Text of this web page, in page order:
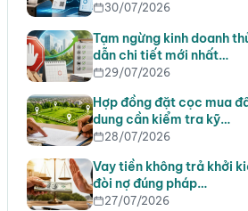
30/07/2026
Tạm ngừng kinh doanh
dẫn chi tiết mới nhất…
29/07/2026
Hợp đồng đặt cọc mua
dung cần kiểm tra kỹ…
28/07/2026
Vay tiền không trả khởi
đòi nợ đúng pháp…
27/07/2026